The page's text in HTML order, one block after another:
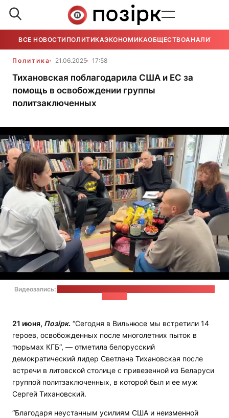
ВСЕ НОВОСТИ ПОЛИТИКАЭКОНОМИКАОБЩЕСТВОАНАЛИТИКА
Политика 21.06.2025 17:58
Тихановская поблагодарила США и ЕС за
помощь в освобождении группы
политзаключенных
Видеозапись:
21 июня, Позірк. “Сегодня в Вильнюсе мы встретили 14
героев, освобожденных после многолетних пыток в
тюрьмах КГБ“, — отметила белорусский
демократический лидер Светлана Тихановская после
встречи в литовской столице с привезенной из Беларуси
группой политзаключенных, в которой был и ее муж
Сергей Тихановский.
“Благодаря неустанным усилиям США и неизменной